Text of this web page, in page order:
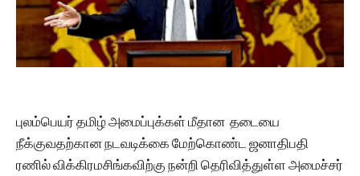
புலம்பெயர் தமிழ் அமைப்புக்கள் மீதான தடையை
நீக்குவதற்கான நடவடிக்கை மேற்கொண்ட ஜனாதிபதி
ரணில் விக்கிரமசிங்கவிற்கு நன்றி தெரிவித்துள்ள அமைச்சர்